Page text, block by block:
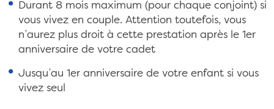
Durant 8 mois maximum (pour chaque conjoint) si
vous vivez en couple. Attention toutefois, vous
n’aurez plus droit à cette prestation après le 1er
anniversaire de votre cadet
Jusqu’au 1er anniversaire de votre enfant si vous
vivez seul